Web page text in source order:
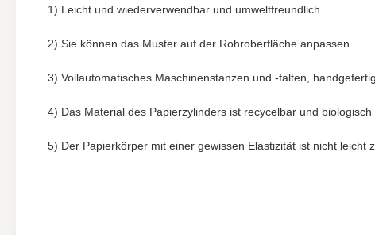
1) Leicht und wiederverwendbar und umweltfreundlich.
2) Sie können das Muster auf der Rohroberfläche anpassen
3) Vollautomatisches Maschinenstanzen und -falten,
4) Das Material des Papierzylinders ist recycelbar und
5) Der Papierkörper mit einer gewissen Elastizität ist nicht